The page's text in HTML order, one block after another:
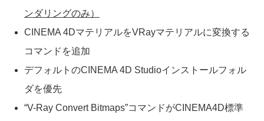
ンダリングのみ）
CINEMA 4DマテリアルをVRayマテリアルに変換する
コマンドを追加
デフォルトのCINEMA 4D Studioインストールフォル
ダを優先
“V-Ray Convert Bitmaps”コマンドがCINEMA4D標準